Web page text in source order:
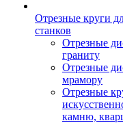
Отрезные круги
станков
Отрезные
граниту
Отрезные
мрамору
Отрезные
камню,